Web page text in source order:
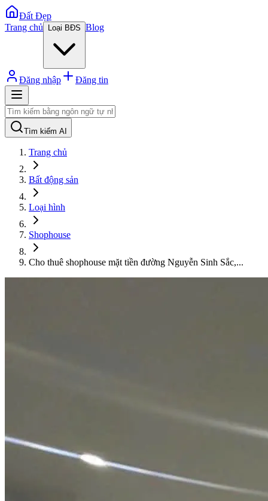
Đất Đẹp
Trang chủ
Loại BĐS Blog
Đăng nhập Đăng tin
Tìm kiếm AI
Trang chủ
Bất động sản
Loại hình
Shophouse
Cho thuê shophouse mặt tiền đường Nguyễn Sinh Sắc,...